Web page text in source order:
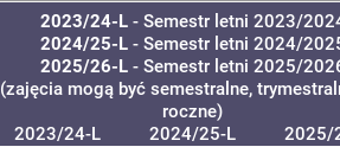
2023/24-L- Semestr letni 2023/
2024/25-L- Semestr letni 2024/
2025/26-L- Semestr letni 2025/
(zajęcia mogą być semestralne,
roczne)
2023/24-L 2024/25-L 2025/